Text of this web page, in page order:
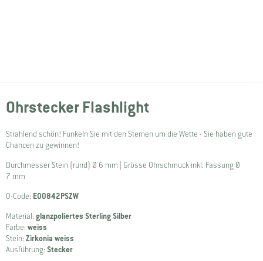
Ohrstecker Flashlight
Strahlend schön! Funkeln Sie mit den Sternen um die Wette - Sie haben gute
Chancen zu gewinnen!
Durchmesser Stein (rund) Ø 6 mm | Grösse Ohrschmuck inkl. Fassung Ø
7 mm
Q-Code: E00842PSZW
Material: glanzpoliertes Sterling Silber
Farbe: weiss
Stein: Zirkonia weiss
Ausführung: Stecker